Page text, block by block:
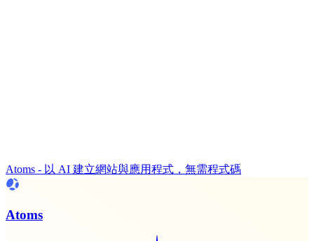
Atoms - 以 AI 建立網站與應用程式，無需程式碼
Atoms